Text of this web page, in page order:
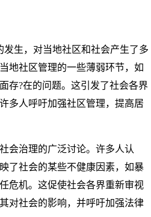
发生，对当地社区和社会产生了多
地社区管理的一些薄弱环节，如
存?在的问题。这引发了社会各界
多人呼吁加强社区管理，提高居
会治理的广泛讨论。许多人认
了社会的某些不健康因素，如暴
危机。这促使社会各界重新审视
对社会的影响，并呼吁加强法律